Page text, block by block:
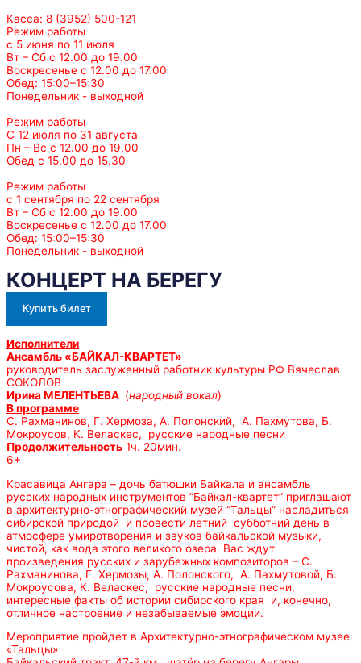
Касса: 8 (3952) 500-121
Режим работы
с 5 июня по 11 июля
Вт – Сб с 12.00 до 19.00
Воскресенье с 12.00 до 17.00
Обед: 15:00–15:30
Понедельник - выходной
Режим работы
С 12 июля по 31 августа
Пн – Вс с 12.00 до 19.00
Обед с 15.00 до 15.30
Режим работы
с 1 сентября по 22 сентября
Вт – Сб с 12.00 до 19.00
Воскресенье с 12.00 до 17.00
Обед: 15:00–15:30
Понедельник - выходной
КОНЦЕРТ НА БЕРЕГУ
Купить билет
Исполнители
Ансамбль «БАЙКАЛ-КВАРТЕТ»
руководитель заслуженный работник культуры РФ Вячеслав
СОКОЛОВ
Ирина МЕЛЕНТЬЕВА (народный вокал)
В программе
С. Рахманинов, Г. Хермоза, А. Полонский, А. Пахмутова, Б.
Мокроусов, К. Веласкес, русские народные песни
Продолжительность 1ч. 20мин.
6+
Красавица Ангара – дочь батюшки Байкала и ансамбль
русских народных инструментов “Байкал-квартет” приглашают
в архитектурно-этнографический музей “Тальцы” насладиться
сибирской природой и провести летний субботний день в
атмосфере умиротворения и звуков байкальской музыки,
чистой, как вода этого великого озера. Вас ждут
произведения русских и зарубежных композиторов – С.
Рахманинова, Г. Хермозы, А. Полонского, А. Пахмутовой, Б.
Мокроусова, К. Веласкес, русские народные песни,
интересные факты об истории сибирского края и, конечно,
отличное настроение и незабываемые эмоции.
Мероприятие пройдет в Архитектурно-этнографическом музее
«Тальцы»